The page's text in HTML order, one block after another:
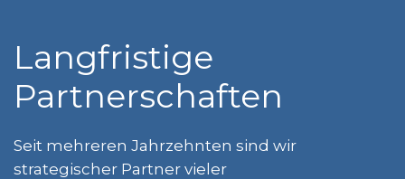
Langfristige
Partnerschaften
Seit mehreren Jahrzehnten sind wir
strategischer Partner vieler